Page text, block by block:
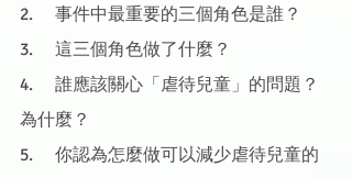
2.     事件中最重要的三個角色是誰？
3.     這三個角色做了什麼？
4.     誰應該關心「虐待兒童」的問題？
為什麼？
5.     你認為怎麼做可以減少虐待兒童的